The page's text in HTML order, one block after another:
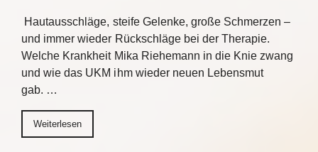
Hautausschläge, steife Gelenke, große Schmerzen –
und immer wieder Rückschläge bei der Therapie.
Welche Krankheit Mika Riehemann in die Knie zwang
und wie das UKM ihm wieder neuen Lebensmut
gab. …
Weiterlesen